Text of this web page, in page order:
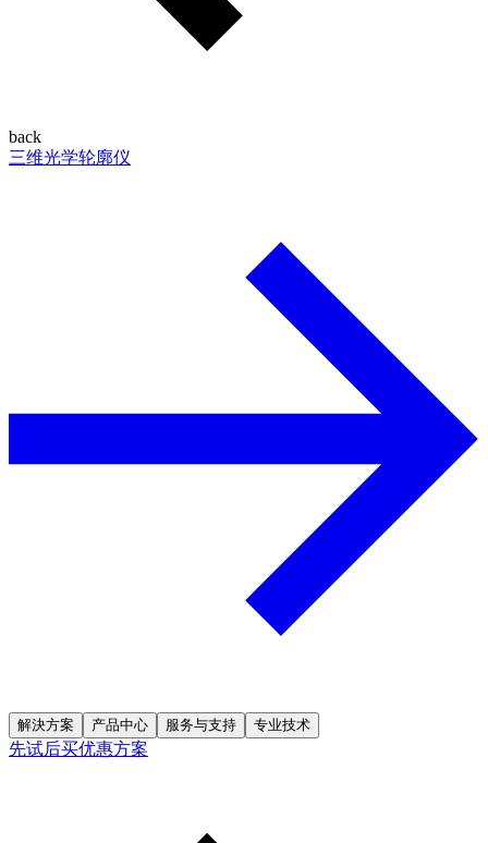
back
三维光学轮廓仪
解決方案 产品中心 服务与支持 专业技术
先试后买优惠方案